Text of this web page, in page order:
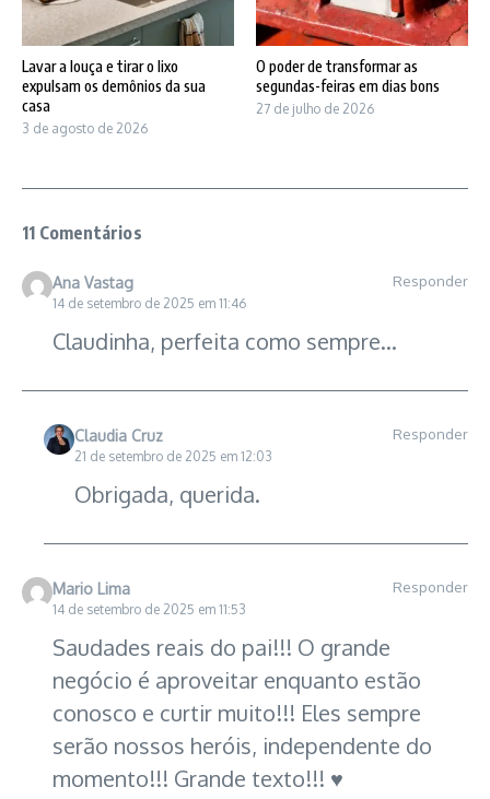
Lavar a louça e tirar o lixo
expulsam os demônios da sua
casa
3 de agosto de 2026
O poder de transformar as
segundas-feiras em dias bons
27 de julho de 2026
11 Comentários
Ana Vastag
14 de setembro de 2025 em 11:46
Responder
Claudinha, perfeita como sempre…
Claudia Cruz
21 de setembro de 2025 em 12:03
Responder
Obrigada, querida.
Mario Lima
14 de setembro de 2025 em 11:53
Responder
Saudades reais do pai!!! O grande
negócio é aproveitar enquanto estão
conosco e curtir muito!!! Eles sempre
serão nossos heróis, independente do
momento!!! Grande texto!!! ♥